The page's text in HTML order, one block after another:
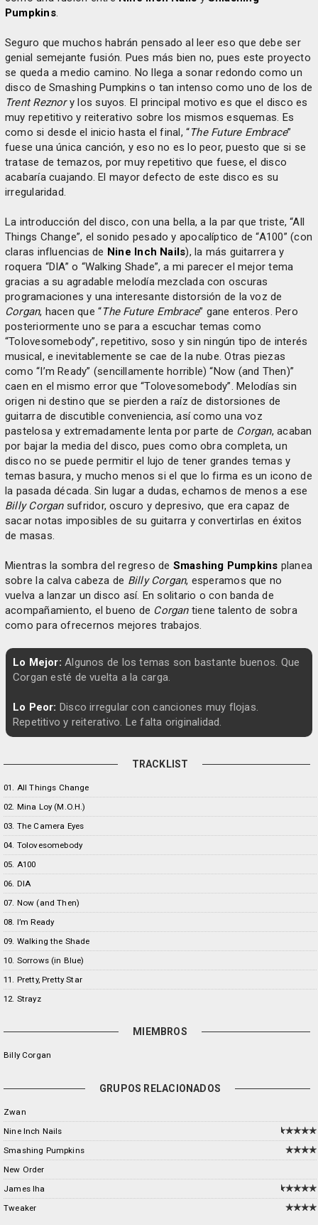
Pumpkins.
Seguro que muchos habrán pensado al leer eso que debe ser
genial semejante fusión. Pues más bien no, pues este proyecto
se queda a medio camino. No llega a sonar redondo como un
disco de Smashing Pumpkins o tan intenso como uno de los de
Trent Reznory los suyos. El principal motivo es que el disco es
muy repetitivo y reiterativo sobre los mismos esquemas. Es
como si desde el inicio hasta el final, “The Future Embrace”
fuese una única canción, y eso no es lo peor, puesto que si se
tratase de temazos, por muy repetitivo que fuese, el disco
acabaría cuajando. El mayor defecto de este disco es su
irregularidad.
La introducción del disco, con una bella, a la par que triste, “All
Things Change”, el sonido pesado y apocalíptico de “A100” (con
claras influencias de Nine Inch Nails), la más guitarrera y
roquera “DIA” o “Walking Shade”, a mi parecer el mejor tema
gracias a su agradable melodía mezclada con oscuras
programaciones y una interesante distorsión de la voz de
Corgan, hacen que “The Future Embrace” gane enteros. Pero
posteriormente uno se para a escuchar temas como
“Tolovesomebody”, repetitivo, soso y sin ningún tipo de interés
musical, e inevitablemente se cae de la nube. Otras piezas
como “I’m Ready” (sencillamente horrible) “Now (and Then)”
caen en el mismo error que “Tolovesomebody”. Melodías sin
origen ni destino que se pierden a raíz de distorsiones de
guitarra de discutible conveniencia, así como una voz
pastelosa y extremadamente lenta por parte de Corgan, acaban
por bajar la media del disco, pues como obra completa, un
disco no se puede permitir el lujo de tener grandes temas y
temas basura, y mucho menos si el que lo firma es un icono de
la pasada década. Sin lugar a dudas, echamos de menos a ese
Billy Corgansufridor, oscuro y depresivo, que era capaz de
sacar notas imposibles de su guitarra y convertirlas en éxitos
de masas.
Mientras la sombra del regreso de Smashing Pumpkins planea
sobre la calva cabeza de Billy Corgan, esperamos que no
vuelva a lanzar un disco así. En solitario o con banda de
acompañamiento, el bueno de Corgantiene talento de sobra
como para ofrecernos mejores trabajos.
Lo Mejor: Algunos de los temas son bastante buenos. Que
Corgan esté de vuelta a la carga.
Lo Peor: Disco irregular con canciones muy flojas.
Repetitivo y reiterativo. Le falta originalidad.
TRACKLIST
01. All Things Change
02. Mina Loy (M.O.H.)
03. The Camera Eyes
04. Tolovesomebody
05. A100
06. DIA
07. Now (and Then)
08. I’m Ready
09. Walking the Shade
10. Sorrows (in Blue)
11. Pretty, Pretty Star
12. Strayz
MIEMBROS
Billy Corgan
GRUPOS RELACIONADOS
Zwan
Nine Inch Nails
Smashing Pumpkins
New Order
James Iha
Tweaker